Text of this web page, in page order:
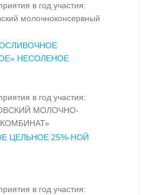
в год участия:
молочноконсервный
НЕСОЛЕНОЕ
в год участия:
МОЛОЧНО-
ЦЕЛЬНОЕ 25%-НОЙ
в год участия: